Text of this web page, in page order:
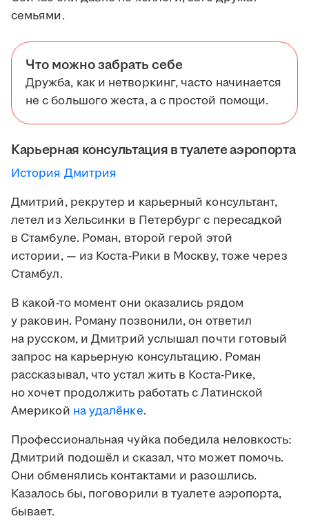
семьями.
Что можно забрать себе
Дружба, как и нетворкинг, часто начинается
не с большого жеста, а с простой помощи.
Карьерная консультация в туалете аэропорта
История Дмитрия
Дмитрий, рекрутер и карьерный консультант,
летел из Хельсинки в Петербург с пересадкой
в Стамбуле. Роман, второй герой этой
истории, — из Коста-Рики в Москву, тоже через
Стамбул.
В какой-то момент они оказались рядом
у раковин. Роману позвонили, он ответил
на русском, и Дмитрий услышал почти готовый
запрос на карьерную консультацию. Роман
рассказывал, что устал жить в Коста-Рике,
но хочет продолжить работать с Латинской
Америкой на удалёнке.
Профессиональная чуйка победила неловкость:
Дмитрий подошёл и сказал, что может помочь.
Они обменялись контактами и разошлись.
Казалось бы, поговорили в туалете аэропорта,
бывает.